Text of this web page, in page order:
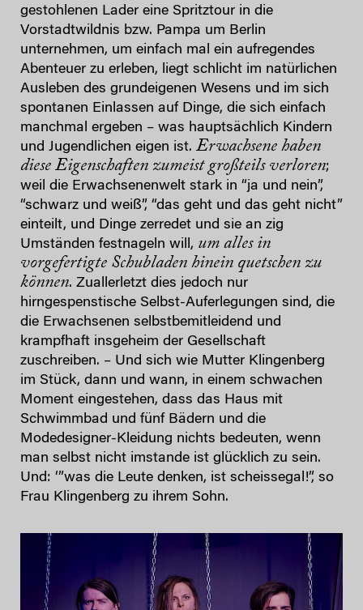
gestohlenen Lader eine Spritztour in die
Vorstadtwildnis bzw. Pampa um Berlin
unternehmen, um einfach mal ein aufregendes
Abenteuer zu erleben, liegt schlicht im natürlichen
Ausleben des grundeigenen Wesens und im sich
spontanen Einlassen auf Dinge, die sich einfach
manchmal ergeben – was hauptsächlich Kindern
und Jugendlichen eigen ist. Erwachsene haben
diese Eigenschaften zumeist großteils verloren;
weil die Erwachsenenwelt stark in “ja und nein”,
“schwarz und weiß”, “das geht und das geht nicht”
einteilt, und Dinge zerredet und sie an zig
Umständen festnageln will, um alles in
vorgefertigte Schubladen hinein quetschen zu
können. Zuallerletzt dies jedoch nur
hirngespenstische Selbst-Auferlegungen sind, die
die Erwachsenen selbstbemitleidend und
krampfhaft insgeheim der Gesellschaft
zuschreiben. – Und sich wie Mutter Klingenberg
im Stück, dann und wann, in einem schwachen
Moment eingestehen, dass das Haus mit
Schwimmbad und fünf Bädern und die
Modedesigner-Kleidung nichts bedeuten, wenn
man selbst nicht imstande ist glücklich zu sein.
Und: ‘”was die Leute denken, ist scheissegal!”, so
Frau Klingenberg zu ihrem Sohn.